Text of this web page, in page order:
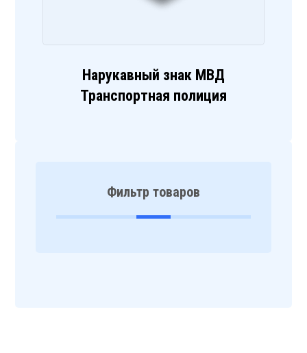
Нарукавный знак МВД
Транспортная полиция
Фильтр товаров